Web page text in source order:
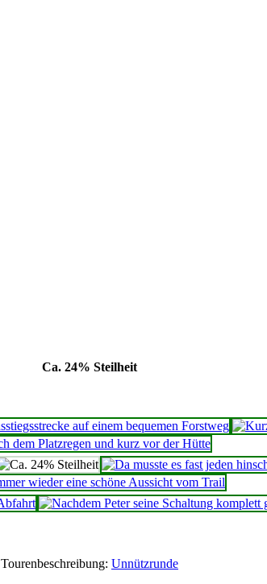
Ca. 24% Steilheit
Tourenbeschreibung: Unnützrunde